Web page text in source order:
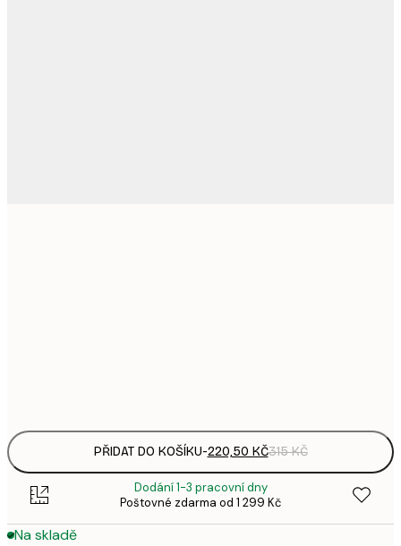
PŘIDAT DO KOŠÍKU-220,50 KČ315 KČ
Dodání 1-3 pracovní dny
Poštovné zdarma od 1 299 Kč
Na skladě